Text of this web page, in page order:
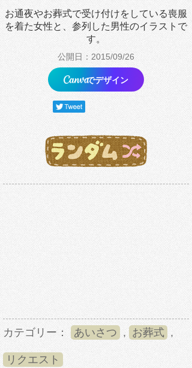
お通夜やお葬式で受け付けをしている喪服
を着た女性と、参列した男性のイラストで
す。
公開日：2015/09/26
でデザイン
カテゴリー： あいさつ , お葬式 ,
リクエスト